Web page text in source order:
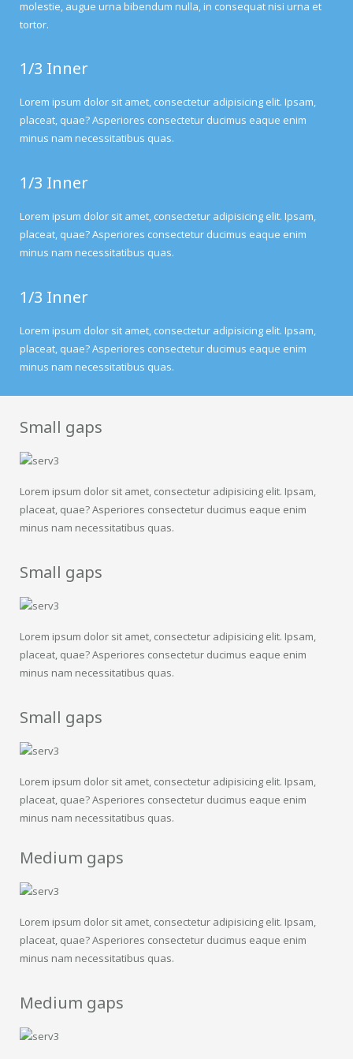
molestie, augue urna bibendum nulla, in consequat nisi urna et
tortor.
1/3 Inner
Lorem ipsum dolor sit amet, consectetur adipisicing elit. Ipsam,
placeat, quae? Asperiores consectetur ducimus eaque enim
minus nam necessitatibus quas.
1/3 Inner
Lorem ipsum dolor sit amet, consectetur adipisicing elit. Ipsam,
placeat, quae? Asperiores consectetur ducimus eaque enim
minus nam necessitatibus quas.
1/3 Inner
Lorem ipsum dolor sit amet, consectetur adipisicing elit. Ipsam,
placeat, quae? Asperiores consectetur ducimus eaque enim
minus nam necessitatibus quas.
Small gaps
Lorem ipsum dolor sit amet, consectetur adipisicing elit. Ipsam,
placeat, quae? Asperiores consectetur ducimus eaque enim
minus nam necessitatibus quas.
Small gaps
Lorem ipsum dolor sit amet, consectetur adipisicing elit. Ipsam,
placeat, quae? Asperiores consectetur ducimus eaque enim
minus nam necessitatibus quas.
Small gaps
Lorem ipsum dolor sit amet, consectetur adipisicing elit. Ipsam,
placeat, quae? Asperiores consectetur ducimus eaque enim
minus nam necessitatibus quas.
Medium gaps
Lorem ipsum dolor sit amet, consectetur adipisicing elit. Ipsam,
placeat, quae? Asperiores consectetur ducimus eaque enim
minus nam necessitatibus quas.
Medium gaps